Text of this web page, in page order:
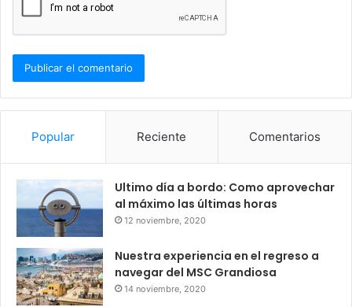
Popular Reciente Comentarios
Ultimo día a bordo: Como aprovechar
al máximo las últimas horas
12 noviembre, 2020
Nuestra experiencia en el regreso a
navegar del MSC Grandiosa
14 noviembre, 2020